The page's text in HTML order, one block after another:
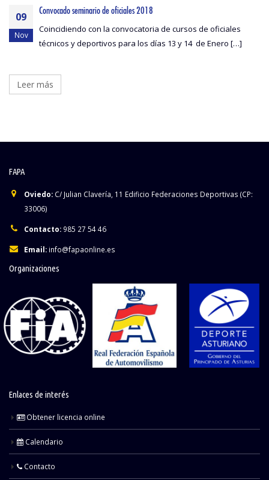
09
Nov
Convocado seminario de oficiales 2018
Coincidiendo con la convocatoria de cursos de oficiales
técnicos y deportivos para los días 13 y 14 de Enero […]
Leer más
FAPA
Oviedo: C/ Julian Clavería, 11 Edificio Federaciones Deportivas (CP:
33006)
Contacto: 985 27 54 46
Email: info@fapaonline.es
Organizaciones
Enlaces de interés
Obtener licencia online
Calendario
Contacto